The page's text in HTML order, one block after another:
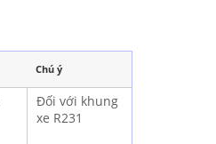
Chú ý
Đối với khung
xe R231